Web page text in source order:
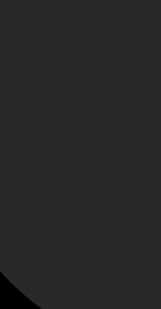
oorzaken ervan
dat